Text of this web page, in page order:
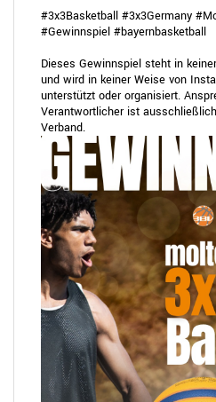
#3x3Basketball #3x3Germany
#Gewinnspiel #bayernbasketball
Dieses Gewinnspiel steht in
und wird in keiner Weise von
unterstützt oder organisiert.
Verantwortlicher ist
Verband.